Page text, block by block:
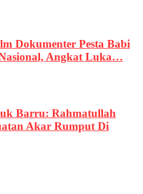
Dokumenter Pesta Babi
Angkat Luka…
Barru: Rahmatullah
Akar Rumput Di